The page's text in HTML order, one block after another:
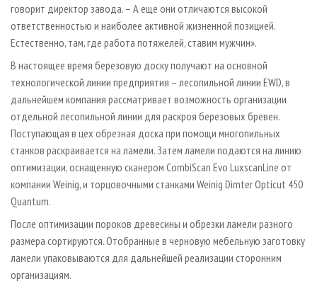
говорит директор завода. – А еще они отличаются высокой
ответственностью и наиболее активной жизненной позицией.
Естественно, там, где работа потяжелей, ставим мужчин».
В настоящее время березовую доску получают на основной
технологической линии предприятия – лесопильной линии EWD, в
дальнейшем компания рассматривает возможность организации
отдельной лесопильной линии для раскроя березовых бревен.
Поступающая в цех обрезная доска при помощи многопильных
станков раскраивается на ламели. Затем ламели подаются на линию
оптимизации, оснащенную сканером CombiScan Evo LuxscanLine от
компании Weinig, и торцовочными станками Weinig Dimter Opticut 450
Quantum.
После оптимизации пороков древесины и обрезки ламели разного
размера сортируются. Отобранные в черновую мебельную заготовку
ламели упаковываются для дальнейшей реализации сторонним
организациям.